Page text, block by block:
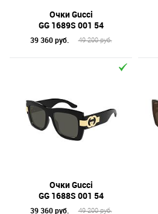
Очки Gucci
GG 1689S 001 54
39 360 руб. 49 200 руб.
Очки Gucci
GG 1688S 001 54
39 360 руб. 49 200 руб.